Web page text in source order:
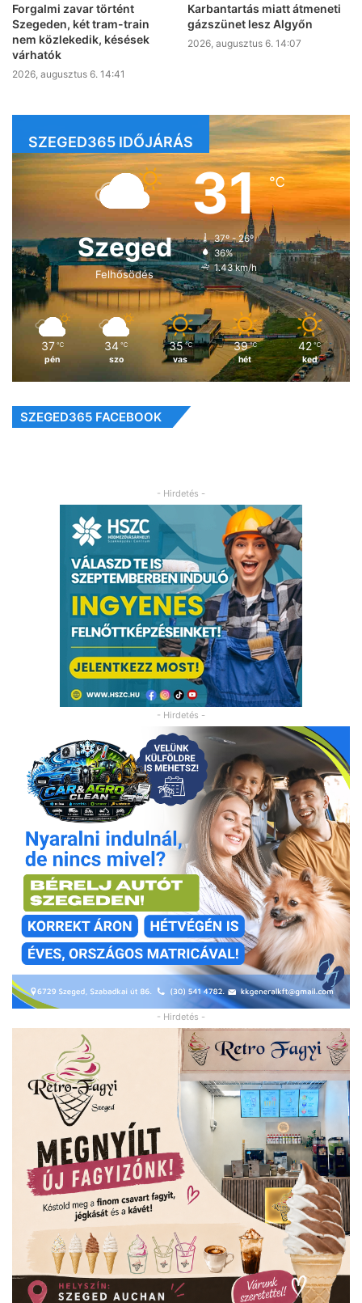
Forgalmi zavar történt
Szegeden, két tram-train
nem közlekedik, késések
várhatók
2026, augusztus 6. 14:41
Karbantartás miatt átmeneti
gázszünet lesz Algyőn
2026, augusztus 6. 14:07
SZEGED365 IDŐJÁRÁS
Szeged
Felhősödés
31℃
37º - 26º
36%
1.43 km/h
37 ℃
pén
34 ℃
szo
35 ℃
vas
39 ℃
hét
42 ℃
ked
SZEGED365 FACEBOOK
- Hirdetés -
- Hirdetés -
- Hirdetés -